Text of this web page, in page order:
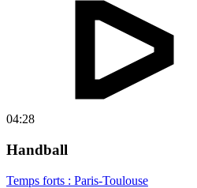
04:28
Handball
Temps forts : Paris-Toulouse